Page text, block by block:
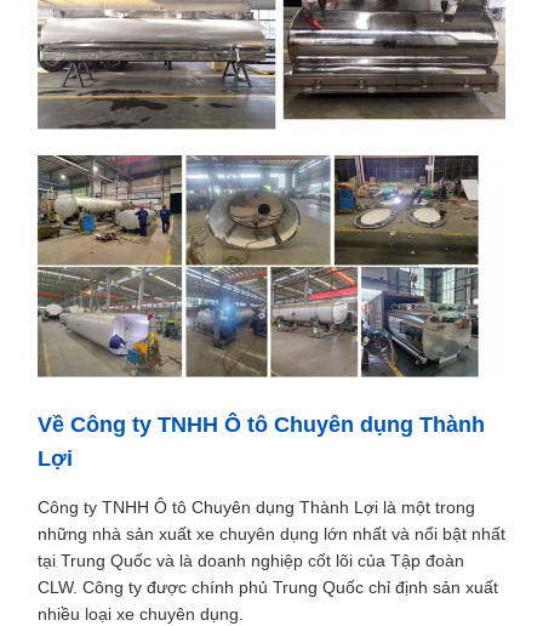
Về Công ty TNHH Ô tô Chuyên dụng Thành
Lợi
Công ty TNHH Ô tô Chuyên dụng Thành Lợi là một trong
những nhà sản xuất xe chuyên dụng lớn nhất và nổi bật nhất
tại Trung Quốc và là doanh nghiệp cốt lõi của Tập đoàn
CLW. Công ty được chính phủ Trung Quốc chỉ định sản xuất
nhiều loại xe chuyên dụng.